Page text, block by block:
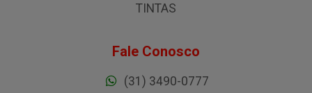
TINTAS
Fale Conosco
(31) 3490-0777